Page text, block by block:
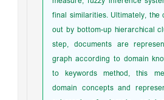
final similarities. Ultimately,
out by bottom-up hierarchical
step, documents are
graph according to domain
to keywords method, this
domain concepts and